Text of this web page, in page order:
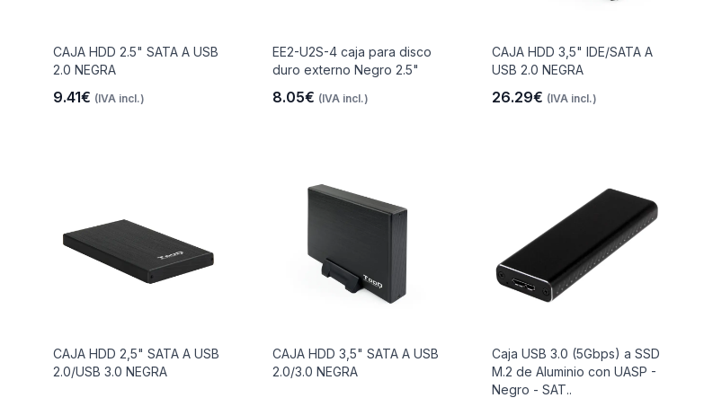
CAJA HDD 2.5" SATA A USB
2.0 NEGRA
9.41€ (IVA incl.)
EE2-U2S-4 caja para disco
duro externo Negro 2.5"
8.05€ (IVA incl.)
CAJA HDD 3,5" IDE/SATA A
USB 2.0 NEGRA
26.29€ (IVA incl.)
CAJA HDD 2,5" SATA A USB
2.0/USB 3.0 NEGRA
CAJA HDD 3,5" SATA A USB
2.0/3.0 NEGRA
Caja USB 3.0 (5Gbps) a SSD
M.2 de Aluminio con UASP -
Negro - SAT..